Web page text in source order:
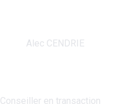
Conseiller en transaction